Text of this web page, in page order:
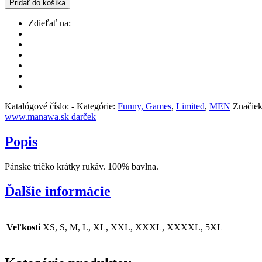
Pridať do košíka
Zdieľať na:
Katalógové číslo: - Kategórie: Funny, Games, Limited, MEN
www.manawa.sk darček
Popis
Pánske tričko krátky rukáv. 100% bavlna.
Ďalšie informácie
Veľkosti XS, S, M, L, XL, XXL, XXXL, XXXXL, 5XL